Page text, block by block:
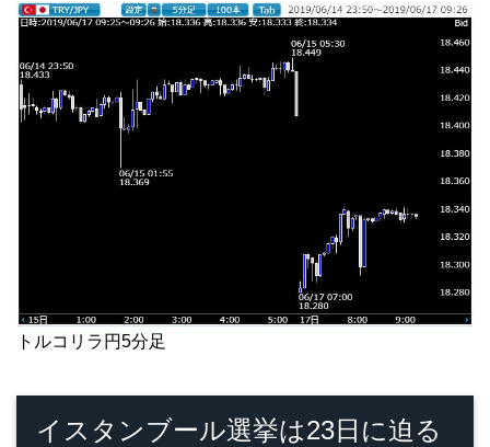
トルコリラ円5分足
イスタンブール選挙は23日に迫る